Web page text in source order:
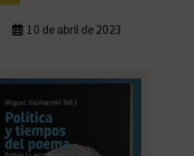
10 de abril de 2023